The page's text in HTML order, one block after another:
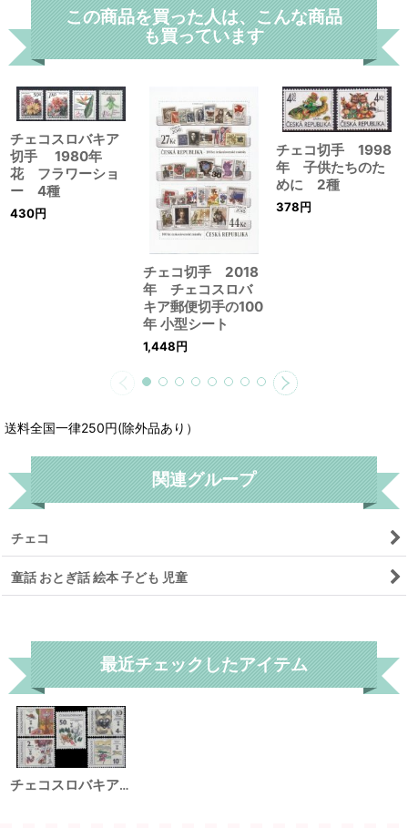
この商品を買った人は、こんな商品
も買っています
チェコスロバキア
切手 1980年
花 フラワーショ
ー 4種
430円
チェコ切手 2018
年 チェコスロバ
キア郵便切手の100
年 小型シート
1,448円
チェコ切手 1998
年 子供たちのた
めに 2種
378円
送料全国一律250円(除外品あり）
関連グループ
チェコ
童話 おとぎ話 絵本 子ども 児童
最近チェックしたアイテム
チェコスロバキア切手 1981年 アドルフ・ボルン 子供向けの本のイラスト 5種